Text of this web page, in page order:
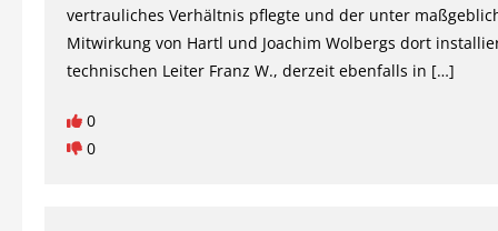
vertrauliches Verhältnis pflegte und der unter
Mitwirkung von Hartl und Joachim Wolbergs dort
technischen Leiter Franz W., derzeit ebenfalls in […]
0
0